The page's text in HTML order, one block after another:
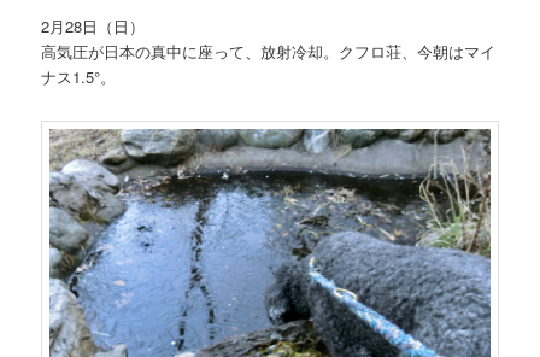
2月28日（日）
高気圧が日本の真中に座って、放射冷却。クフロ荘、今朝はマイ
ナス1.5°。